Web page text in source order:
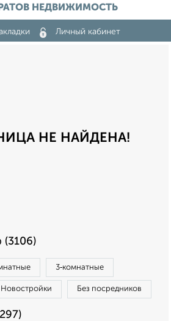
НЕДВИЖИМОСТЬ
Личный кабинет
НЕ НАЙДЕНА!
(3106)
3‑комнатные
Новостройки Без посредников